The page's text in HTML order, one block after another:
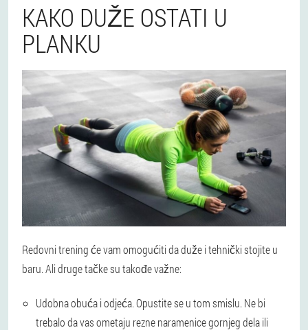
KAKO DUŽE OSTATI U
PLANKU
Redovni trening će vam omogućiti da duže i tehnički stojite u
baru. Ali druge tačke su takođe važne:
Udobna obuća i odjeća. Opustite se u tom smislu. Ne bi
trebalo da vas ometaju rezne naramenice gornjeg dela ili